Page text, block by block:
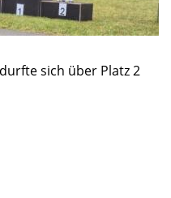
sich über Platz 2